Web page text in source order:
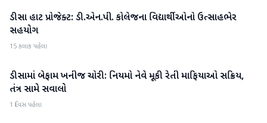
બનાસકાંઠા
ડીસા હાટ પ્રોજેક્ટ: ડી.એન.પી. કોલેજના વિદ્યાર્થીઓનો ઉત્સાહભેર
સહયોગ
15 કલાક પહેલા
બનાસકાંઠા
ડીસામાં બેફામ ખનીજ ચોરી: નિયમો નેવે મૂકી રેતી માફિયાઓ સક્રિય,
તંત્ર સામે સવાલો
1 દિવસ પહેલા